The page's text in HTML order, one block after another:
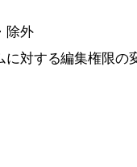
除外
に対する編集権限の